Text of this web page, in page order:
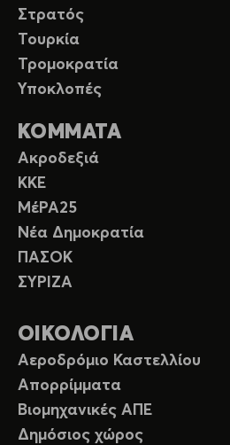
Στρατός
Τουρκία
Τρομοκρατία
Υποκλοπές
ΚΟΜΜΑΤΑ
Ακροδεξιά
ΚΚΕ
ΜέΡΑ25
Νέα Δημοκρατία
ΠΑΣΟΚ
ΣΥΡΙΖΑ
ΟΙΚΟΛΟΓΙΑ
Αεροδρόμιο Καστελλίου
Απορρίμματα
Βιομηχανικές ΑΠΕ
Δημόσιος χώρος